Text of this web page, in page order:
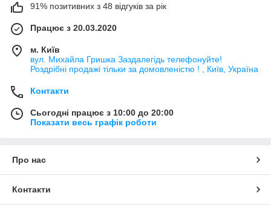
91% позитивних з 48 відгуків за рік
Працює з 20.03.2020
м. Київ
вул. Михайла Гришка Заздалегiдь телефонуйте!
Роздрібні продажі тiльки за домовленістю ! , Київ, Україна
Контакти
Сьогодні працює з 10:00 до 20:00
Показати весь графік роботи
Про нас
Контакти